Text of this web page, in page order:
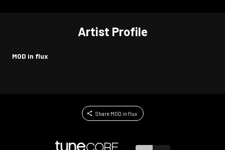
Artist Profile
MOD in flux
Share MOD in flux